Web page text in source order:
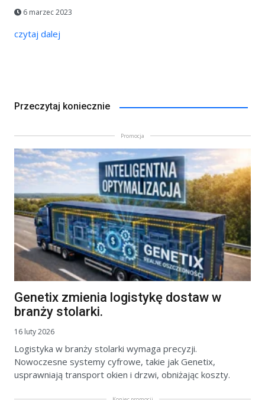
6 marzec 2023
czytaj dalej
Przeczytaj koniecznie
Promocja
Genetix zmienia logistykę dostaw w
branży stolarki.
16 luty 2026
Logistyka w branży stolarki wymaga precyzji.
Nowoczesne systemy cyfrowe, takie jak Genetix,
usprawniają transport okien i drzwi, obniżając koszty.